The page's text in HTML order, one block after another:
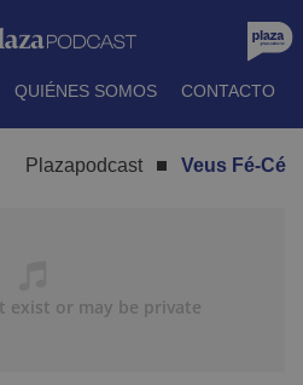
QUIÉNES SOMOS CONTACTO
Plazapodcast Veus Fé-Cé